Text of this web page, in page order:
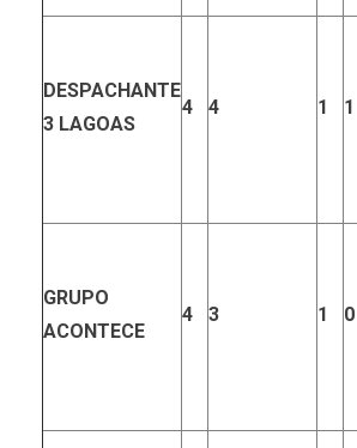
DESPACHANTE
3 LAGOAS
4 4 1 1
GRUPO
ACONTECE
4 3 1 0